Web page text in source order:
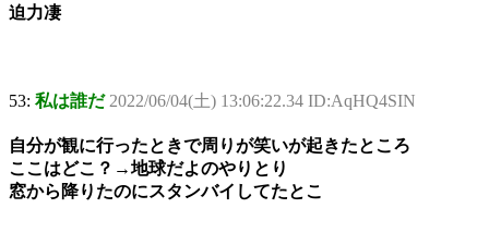
迫力凄
53: 私は誰だ 2022/06/04(土) 13:06:22.34 ID:AqHQ4SIN
自分が観に行ったときで周りが笑いが起きたところ
ここはどこ？→地球だよのやりとり
窓から降りたのにスタンバイしてたとこ